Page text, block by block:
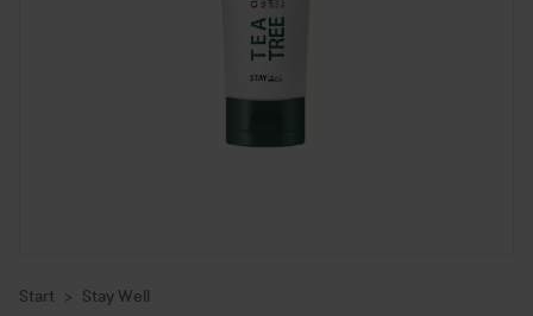
Start Stay Well